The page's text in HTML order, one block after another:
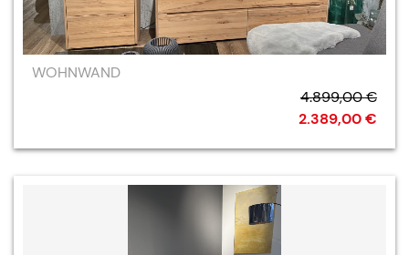
WOHNWAND
4.899,00 €
2.389,00 €